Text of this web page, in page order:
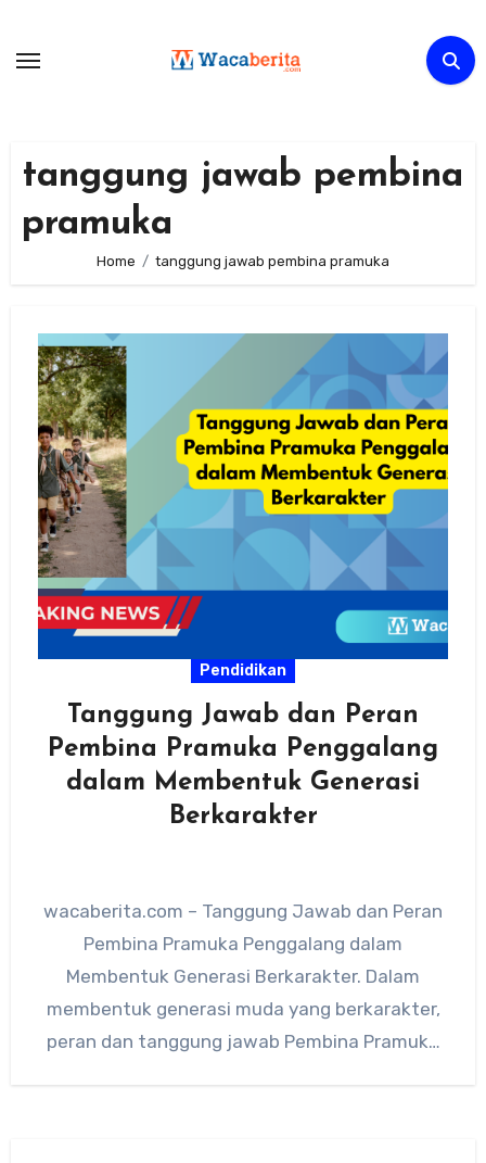
content
tanggung jawab pembina
pramuka
Home tanggung jawab pembina pramuka
Pendidikan
Tanggung Jawab dan Peran
Pembina Pramuka Penggalang
dalam Membentuk Generasi
Berkarakter
wacaberita.com – Tanggung Jawab dan Peran
Pembina Pramuka Penggalang dalam
Membentuk Generasi Berkarakter. Dalam
membentuk generasi muda yang berkarakter,
peran dan tanggung jawab Pembina Pramuka